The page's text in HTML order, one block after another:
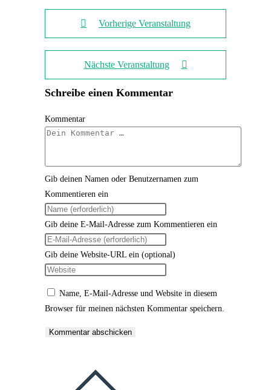
Vorherige Veranstaltung
Nächste Veranstaltung
Schreibe einen Kommentar
Kommentar
Gib deinen Namen oder Benutzernamen zum
Kommentieren ein
Gib deine E-Mail-Adresse zum Kommentieren ein
Gib deine Website-URL ein (optional)
Name, E-Mail-Adresse und Website in diesem
Browser für meinen nächsten Kommentar speichern.